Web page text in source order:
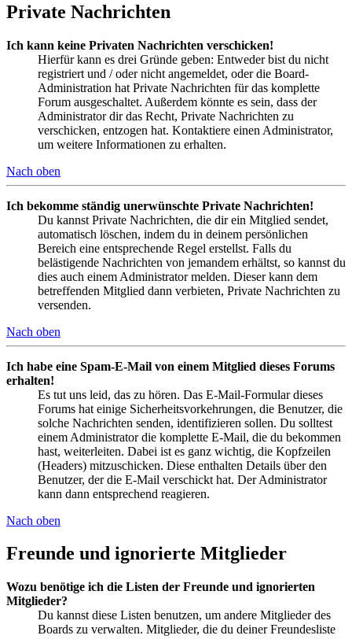
Private Nachrichten
Ich kann keine Privaten Nachrichten verschicken!
Hierfür kann es drei Gründe geben: Entweder bist du nicht
registriert und / oder nicht angemeldet, oder die Board-
Administration hat Private Nachrichten für das komplette
Forum ausgeschaltet. Außerdem könnte es sein, dass der
Administrator dir das Recht, Private Nachrichten zu
verschicken, entzogen hat. Kontaktiere einen Administrator,
um weitere Informationen zu erhalten.
Nach oben
Ich bekomme ständig unerwünschte Private Nachrichten!
Du kannst Private Nachrichten, die dir ein Mitglied sendet,
automatisch löschen, indem du in deinem persönlichen
Bereich eine entsprechende Regel erstellst. Falls du
belästigende Nachrichten von jemandem erhältst, so kannst du
dies auch einem Administrator melden. Dieser kann dem
betreffenden Mitglied dann verbieten, Private Nachrichten zu
versenden.
Nach oben
Ich habe eine Spam-E-Mail von einem Mitglied dieses Forums
erhalten!
Es tut uns leid, das zu hören. Das E-Mail-Formular dieses
Forums hat einige Sicherheitsvorkehrungen, die Benutzer, die
solche Nachrichten senden, identifizieren sollen. Du solltest
einem Administrator die komplette E-Mail, die du bekommen
hast, weiterleiten. Dabei ist es ganz wichtig, die Kopfzeilen
(Headers) mitzuschicken. Diese enthalten Details über den
Benutzer, der die E-Mail verschickt hat. Der Administrator
kann dann entsprechend reagieren.
Nach oben
Freunde und ignorierte Mitglieder
Wozu benötige ich die Listen der Freunde und ignorierten
Mitglieder?
Du kannst diese Listen benutzen, um andere Mitglieder des
Boards zu verwalten. Mitglieder, die du deiner Freundesliste